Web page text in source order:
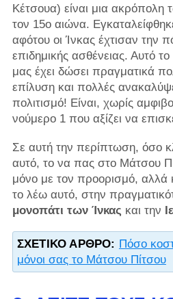
Κέτσουα) είναι μια ακρόπολη
τον 15ο αιώνα.
αφότου οι Ίνκας έχτισαν την
επιδημικής ασθένειας. Αυτό
μας έχει δώσει πραγματικά
επίλυση και πολλές
πολιτισμό! Είναι, χωρίς
νούμερο 1 που αξίζει να
Σε αυτή την περίπτωση, όσο
αυτό, το να πας στο Μάτσου
μόνο με τον προορισμό, αλλά
το λέω αυτό, στην
μονοπάτι των Ίνκας και την
ΣΧΕΤΙΚΌ ΆΡΘΡΟ: Πόσο
μόνοι σας το Μάτσου Πίτσου